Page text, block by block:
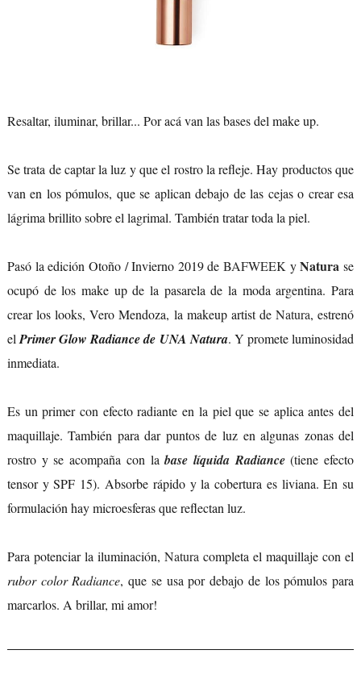
Resaltar, iluminar, brillar... Por acá van las bases del make up.
Se trata de captar la luz y que el rostro la refleje. Hay productos que
van en los pómulos, que se aplican debajo de las cejas o crear esa
lágrima brillito sobre el lagrimal. También tratar toda la piel.
Pasó la edición Otoño / Invierno 2019 deBAFWEEK yNatura se
ocupó de los make up de la pasarela de la moda argentina. Para
crear los looks, Vero Mendoza, la makeup artist de Natura, estrenó
elPrimer Glow Radiance de UNA Natura. Y promete luminosidad
inmediata.
Es un primer con efecto radiante en la piel que se aplica antes del
maquillaje. También para dar puntos de luz en algunas zonas del
rostro y se acompaña con labase líquida Radiance(tiene efecto
tensor y SPF 15). Absorbe rápido y la cobertura es liviana. En su
formulación hay microesferas que reflectan luz.
Para potenciar la iluminación, Natura completa el maquillaje con el
rubor color Radiance, que se usa por debajo de los pómulos para
marcarlos. A brillar, mi amor!